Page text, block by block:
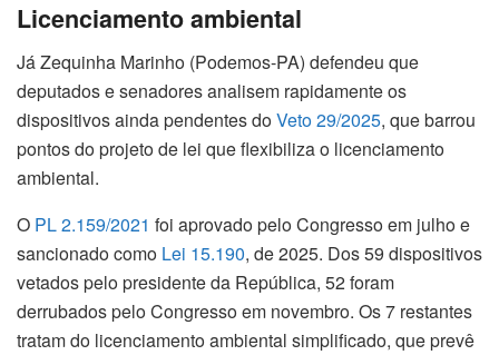
Licenciamento ambiental
Já Zequinha Marinho (Podemos-PA) defendeu que
deputados e senadores analisem rapidamente os
dispositivos ainda pendentes doVeto 29/2025, que barrou
pontos do projeto de lei que flexibiliza o licenciamento
ambiental.
O PL 2.159/2021 foi aprovado pelo Congresso em julho e
sancionado como Lei 15.190, de 2025. Dos 59 dispositivos
vetados pelo presidente da República, 52 foram
derrubados pelo Congresso em novembro. Os 7 restantes
tratam do licenciamento ambiental simplificado, que prevê